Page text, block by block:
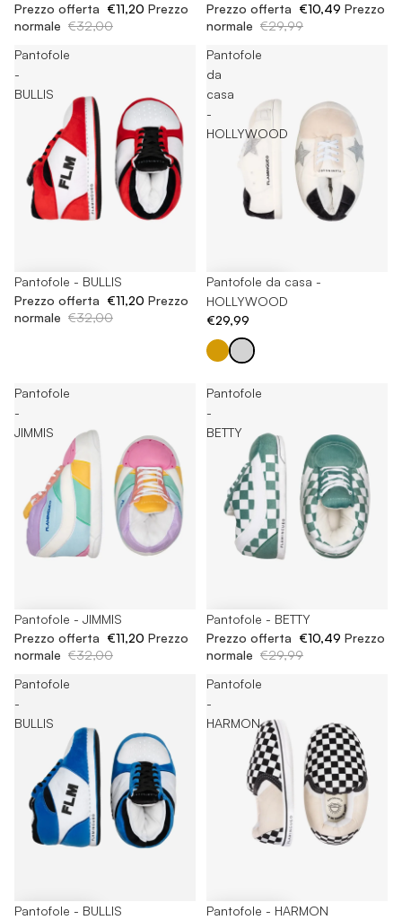
Prezzo offerta €11,20 Prezzo
normale €32,00
Prezzo offerta €10,49 Prezzo
normale €29,99
Pantofole
-
BULLIS
-65%
Pantofole - BULLIS
Prezzo offerta €11,20 Prezzo
normale €32,00
Pantofole
da
casa
-
HOLLYWOOD
Pantofole da casa -
HOLLYWOOD
€29,99
Pantofole
-
JIMMIS
-65%
Pantofole - JIMMIS
Prezzo offerta €11,20 Prezzo
normale €32,00
Pantofole
-
BETTY
-65%
Pantofole - BETTY
Prezzo offerta €10,49 Prezzo
normale €29,99
Pantofole
-
BULLIS
-65%
Pantofole - BULLIS
Pantofole
-
HARMON
-65%
Pantofole - HARMON